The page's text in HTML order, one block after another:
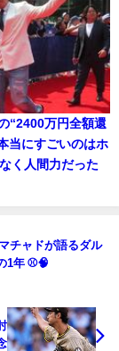
“2400万円全額還
当にすごいのはホ
く人間力だった
チャドが語るダル
1年 ⚾🧠